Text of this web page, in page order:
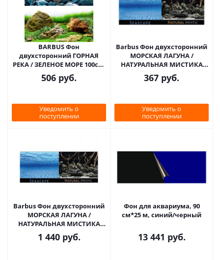
BARBUS Фон
двухсторонний ГОРНАЯ
РЕКА / ЗЕЛЕНОЕ МОРЕ 100см,
1 м
506 руб.
Уведомить о
поступлении
Barbus Фон двухсторонний
МОРСКАЯ ЛАГУНА /
НАТУРАЛЬНАЯ МИСТИКА
60см, 1 м
367 руб.
Уведомить о
поступлении
Barbus Фон двухсторонний
МОРСКАЯ ЛАГУНА /
НАТУРАЛЬНАЯ МИСТИКА
30см*15м
1 440руб.
Фон для аквариума, 90
см*25 м, синий/черный
13 441 руб.